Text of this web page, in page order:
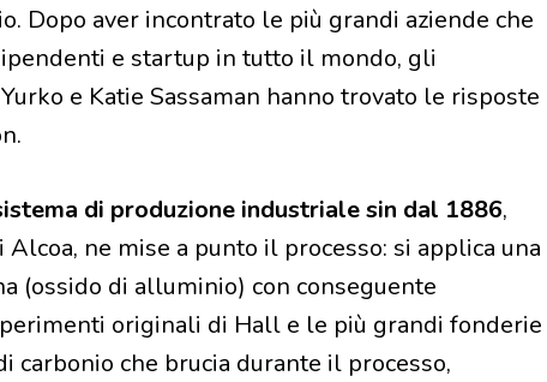
Dopo aver incontrato le più grandi aziende che
e startup in tutto il mondo, gli
e Katie Sassaman hanno trovato le risposte
di produzione industriale sin dal 1886,
ne mise a punto il processo: si applica una
(ossido di alluminio) con conseguente
originali di Hall e le più grandi fonderie
carbonio che brucia durante il processo,